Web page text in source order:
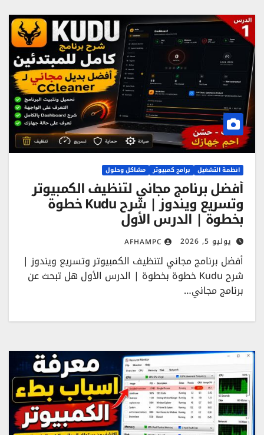
انظمة التشغيل برامج كمبيوتر مشاكل وحلول
أفضل برنامج مجاني لتنظيف الكمبيوتر
وتسريع ويندوز | شرح Kudu خطوة
بخطوة | الدرس الأول
يوليو 5, 2026 AFHAMPC
أفضل برنامج مجاني لتنظيف الكمبيوتر وتسريع ويندوز |
شرح Kudu خطوة بخطوة | الدرس الأول هل تبحث عن
برنامج مجاني…